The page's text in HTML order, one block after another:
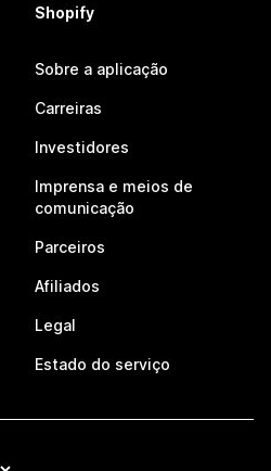
Shopify
Sobre a aplicação
Carreiras
Investidores
Imprensa e meios de
comunicação
Parceiros
Afiliados
Legal
Estado do serviço